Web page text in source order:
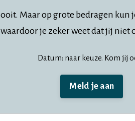
Maar op grote bedragen
je zeker weet dat jij niet
Datum: naar keuze. Kom jij
Meld je aan